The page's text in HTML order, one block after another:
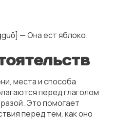
— Она ест яблоко.
места и способа
перед глаголом
Это помогает
перед тем, как оно